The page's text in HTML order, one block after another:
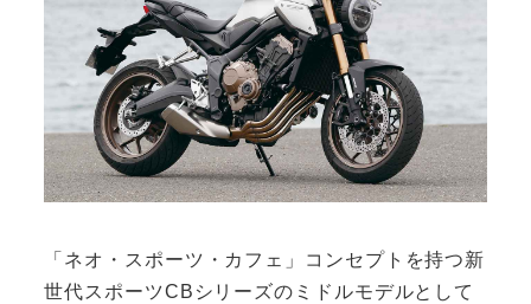
「ネオ・スポーツ・カフェ」コンセプトを持つ新
世代スポーツCBシリーズのミドルモデルとして